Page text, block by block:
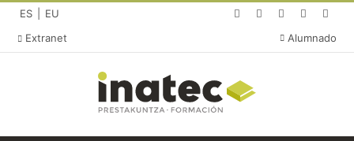
ES Español (idioma actual)
EU (abre en una nueva
(abre en una
(abre en
(abre
Extranet Alumnado